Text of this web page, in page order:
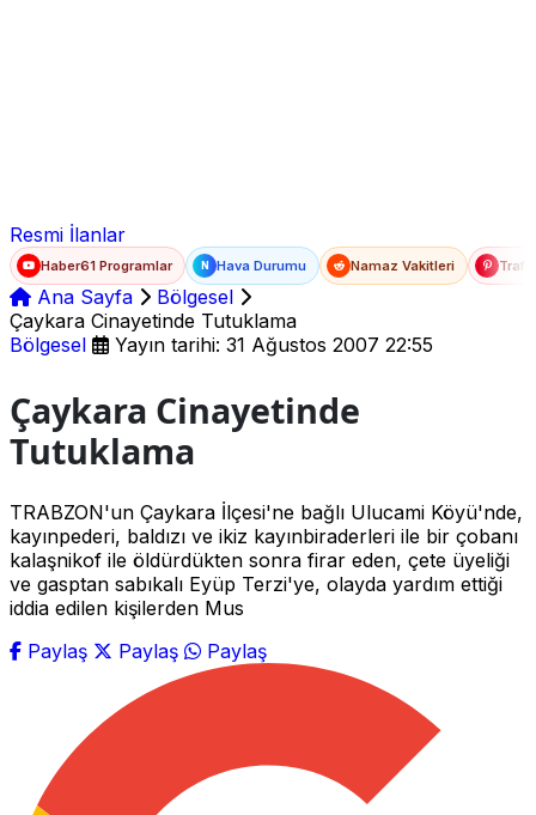
Resmi İlanlar
Haber61 Programlar N Hava Durumu Namaz Vakitleri
Ana Sayfa
Bölgesel
Çaykara Cinayetinde Tutuklama
Bölgesel
Yayın tarihi: 31 Ağustos 2007 22:55
Çaykara Cinayetinde
Tutuklama
TRABZON'un Çaykara İlçesi'ne bağlı Ulucami Köyü'nde,
kayınpederi, baldızı ve ikiz kayınbiraderleri ile bir çobanı
kalaşnikof ile öldürdükten sonra firar eden, çete üyeliği
ve gasptan sabıkalı Eyüp Terzi'ye, olayda yardım ettiği
iddia edilen kişilerden Mus
Paylaş
Paylaş Paylaş